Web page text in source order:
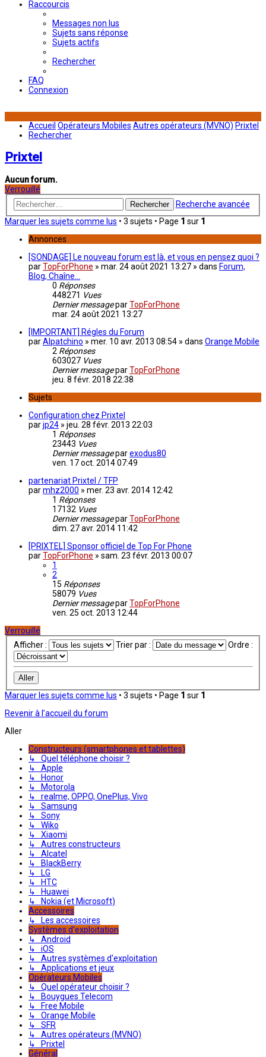
Raccourcis
Messages non lus
Sujets sans réponse
Sujets actifs
Rechercher
FAQ
Connexion
Accueil Opérateurs Mobiles Autres opérateurs (MVNO) Prixtel
Rechercher
Prixtel
Aucun forum.
Verrouillé
Rechercher
Recherche avancée
Marquer les sujets comme lus • 3 sujets • Page 1 sur 1
Annonces
[SONDAGE] Le nouveau forum est là, et vous en pensez quoi ?
parTopForPhone » mar. 24 août 2021 13:27 » dans Forum,
Blog, Chaîne...
0 Réponses
448271 Vues
Dernier messageparTopForPhone
mar. 24 août 2021 13:27
[IMPORTANT] Régles du Forum
parAlpatchino » mer. 10 avr. 2013 08:54 » dans Orange Mobile
2 Réponses
603027 Vues
Dernier messageparTopForPhone
jeu. 8 févr. 2018 22:38
Sujets
Configuration chez Prixtel
parjp24 » jeu. 28 févr. 2013 22:03
1 Réponses
23443 Vues
Dernier messageparexodus80
ven. 17 oct. 2014 07:49
partenariat Prixtel / TFP
parmhz2000 » mer. 23 avr. 2014 12:42
1 Réponses
17132 Vues
Dernier messageparTopForPhone
dim. 27 avr. 2014 11:42
[PRIXTEL] Sponsor officiel de Top For Phone
parTopForPhone » sam. 23 févr. 2013 00:07
1
2
15 Réponses
58079 Vues
Dernier messageparTopForPhone
ven. 25 oct. 2013 12:44
Verrouillé
Afficher :
Trier par : Ordre :
Marquer les sujets comme lus • 3 sujets • Page 1 sur 1
Revenir à l’accueil du forum
Aller
Constructeurs (smartphones et tablettes)
↳ Quel téléphone choisir ?
↳ Apple
↳ Honor
↳ Motorola
↳ realme, OPPO, OnePlus, Vivo
↳ Samsung
↳ Sony
↳ Wiko
↳ Xiaomi
↳ Autres constructeurs
↳ Alcatel
↳ BlackBerry
↳ LG
↳ HTC
↳ Huawei
↳ Nokia (et Microsoft)
Accessoires
↳ Les accessoires
Systèmes d'exploitation
↳ Android
↳ iOS
↳ Autres systèmes d'exploitation
↳ Applications et jeux
Opérateurs Mobiles
↳ Quel opérateur choisir ?
↳ Bouygues Telecom
↳ Free Mobile
↳ Orange Mobile
↳ SFR
↳ Autres opérateurs (MVNO)
↳ Prixtel
Général